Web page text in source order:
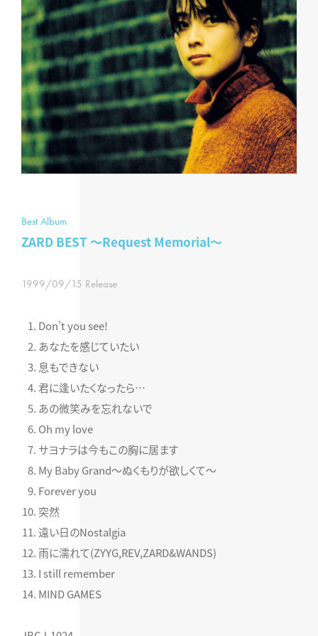
Best Album
ZARD BEST ～Request Memorial～
1999/09/15 Release
Don’t you see!
あなたを感じていたい
息もできない
君に逢いたくなったら…
あの微笑みを忘れないで
Oh my love
サヨナラは今もこの胸に居ます
My Baby Grand～ぬくもりが欲しくて～
Forever you
突然
遠い日のNostalgia
雨に濡れて(ZYYG,REV,ZARD&WANDS)
I still remember
MIND GAMES